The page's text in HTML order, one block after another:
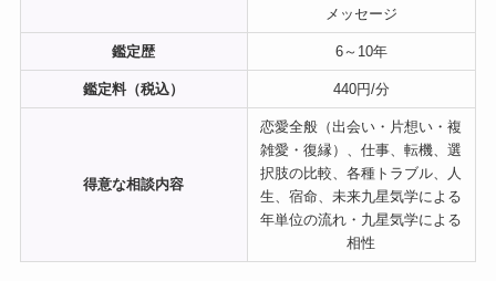
メッセージ
鑑定歴 6～10年
鑑定料（税込） 440円/分
得意な相談内容
恋愛全般（出会い・片想い・複
雑愛・復縁）、仕事、転機、選
択肢の比較、各種トラブル、人
生、宿命、未来九星気学による
年単位の流れ・九星気学による
相性